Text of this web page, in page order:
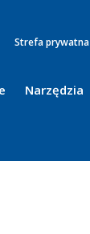
Strefa prywatna
Narzędzia